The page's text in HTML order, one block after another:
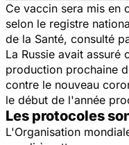
Ce vaccin sera mis en
selon le registre
de la Santé, consulté
La Russie avait assuré
production prochaine
contre le nouveau
le début de l'année
Les protocoles
L'Organisation